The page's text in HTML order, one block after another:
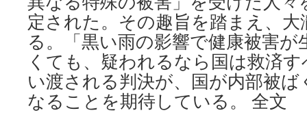
定された。その趣旨を踏まえ、
る。「黒い雨の影響で健康被害
くても、疑われるなら国は救済
い渡される判決が、国が内部被
なることを期待している。 全文